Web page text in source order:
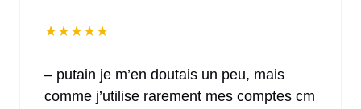
★★★★★
– putain je m’en doutais un peu, mais
comme j’utilise rarement mes comptes cm